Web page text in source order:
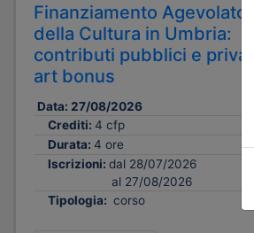
Finanziamento Agevolato
della Cultura in Umbria:
contributi pubblici e privati,
art bonus
Data: 27/08/2026
Crediti: 4 cfp
Durata: 4 ore
Iscrizioni: dal 28/07/2026
al 27/08/2026
Tipologia: corso